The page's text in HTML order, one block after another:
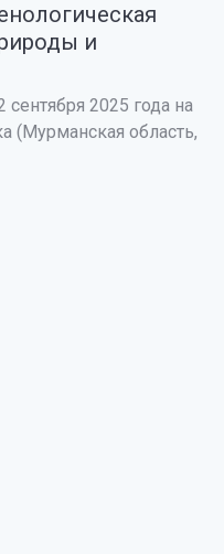
и
2025 года на
(Мурманская область,